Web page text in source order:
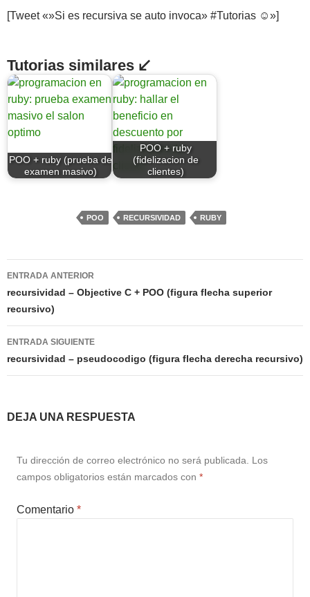
[Tweet «»Si es recursiva se auto invoca» #Tutorias ☺»]
Tutorias similares ↙
POO + ruby (prueba de
examen masivo)
POO + ruby
(fidelizacion de
clientes)
POO RECURSIVIDAD RUBY
Navegación
de
entradas
ENTRADA ANTERIOR
recursividad – Objective C + POO (figura flecha superior
recursivo)
ENTRADA SIGUIENTE
recursividad – pseudocodigo (figura flecha derecha recursivo)
DEJA UNA RESPUESTA
Tu dirección de correo electrónico no será publicada. Los
campos obligatorios están marcados con *
Comentario *